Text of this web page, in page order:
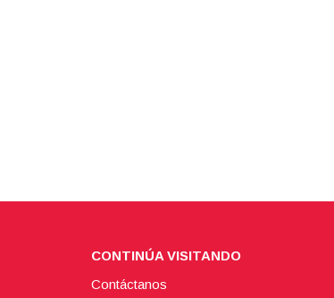
CONTINÚA VISITANDO
Contáctanos